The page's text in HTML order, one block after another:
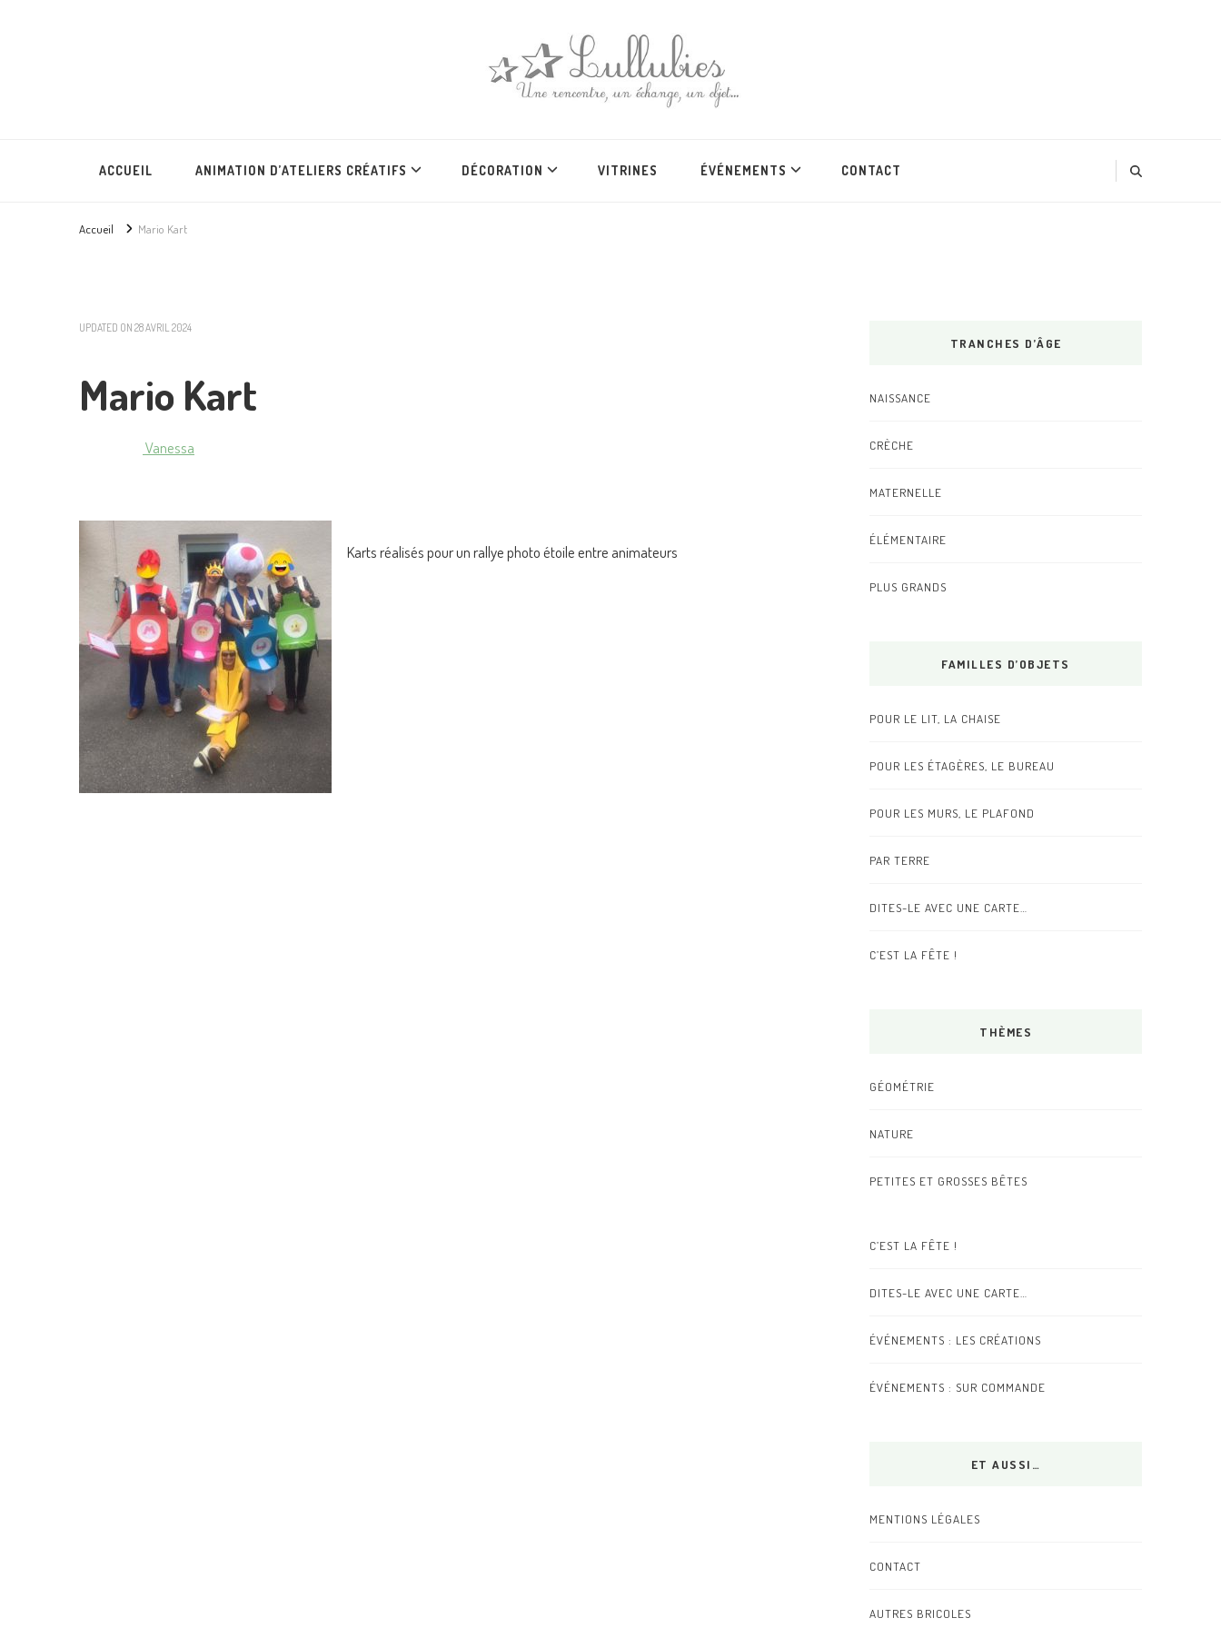
ACCUEIL ANIMATION D’ATELIERS CRÉATIFS DÉCORATION VITRINES ÉVÉNEMENTS CONTACT
Accueil Mario Kart
UPDATED ON 28 AVRIL 2024
Mario Kart
Vanessa
Karts réalisés pour un rallye photo étoile entre animateurs
TRANCHES D’ÂGE
NAISSANCE
CRÈCHE
MATERNELLE
ÉLÉMENTAIRE
PLUS GRANDS
FAMILLES D’OBJETS
POUR LE LIT, LA CHAISE
POUR LES ÉTAGÈRES, LE BUREAU
POUR LES MURS, LE PLAFOND
PAR TERRE
DITES-LE AVEC UNE CARTE…
C’EST LA FÊTE !
THÈMES
GÉOMÉTRIE
NATURE
PETITES ET GROSSES BÊTES
C’EST LA FÊTE !
DITES-LE AVEC UNE CARTE…
ÉVÉNEMENTS : LES CRÉATIONS
ÉVÉNEMENTS : SUR COMMANDE
ET AUSSI…
MENTIONS LÉGALES
CONTACT
AUTRES BRICOLES